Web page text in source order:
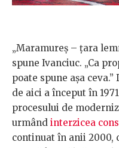
„Maramureș – țara
spune Ivanciuc. „Ca
poate spune așa
de aici a început în
procesului de
urmând interzicea
continuat în anii 2000,